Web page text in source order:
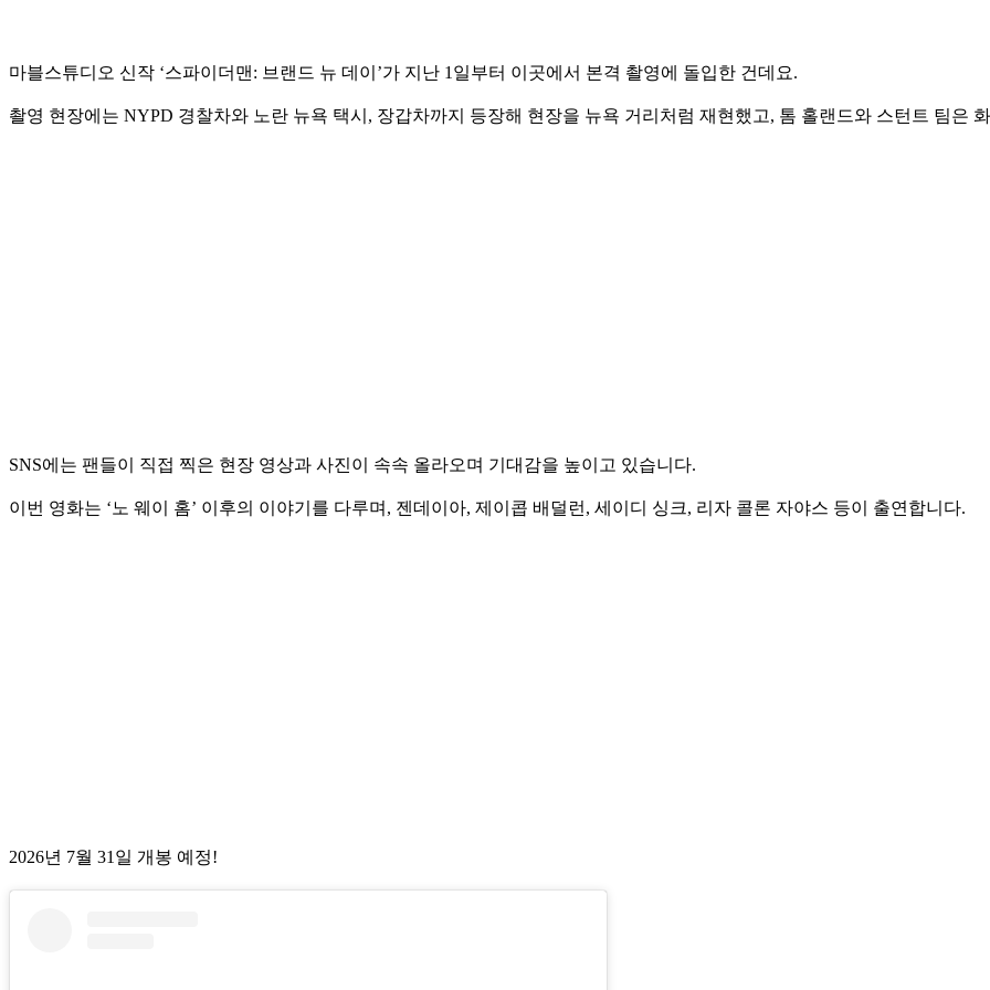
마블스튜디오 신작 ‘스파이더맨: 브랜드 뉴 데이’가 지난 1일부터 이곳에서 본격 촬영에 돌입한 건데요.
촬영 현장에는 NYPD 경찰차와 노란 뉴욕 택시, 장갑차까지 등장해 현장을 뉴욕 거리처럼 재현했고, 톰 홀랜드와 스턴트 팀은
SNS에는 팬들이 직접 찍은 현장 영상과 사진이 속속 올라오며 기대감을 높이고 있습니다.
이번 영화는 ‘노 웨이 홈’ 이후의 이야기를 다루며, 젠데이아, 제이콥 배덜런, 세이디 싱크, 리자 콜론 자야스 등이 출연합니다.
2026년 7월 31일 개봉 예정!